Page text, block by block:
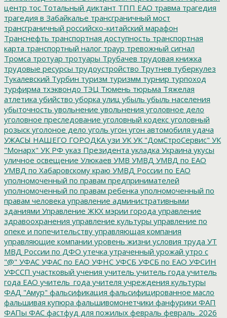
центр тос Тотальный диктант ТПП ЕАО травма трагедия
трагедия в Забайкалье трансграничный мост
трансграничный российско-китайский марафон
Транснефть транспортная доступность транспортная
карта транспортный налог траур тревожный сигнал
Тромса тротуар тротуары Трубачев трудовая книжка
трудовые ресурсы трудоустройство Трутнев туберкулез
Тукалевский Турбин туризм туризмм турнир турпоход
турфирма тхэквондо ТЭЦ Тюмень тюрьма Тяжелая
атлетика убийство уборка улиц убыль убыль населения
убыточность увольнение увольнения уголовное дело
уголовное преследование уголовный кодекс уголовный
розыск уголоное дело уголь угон угон автомобиля удача
УЖАСЫ НАШЕГО ГОРОДКА узи УК УК "ДомСтроСервис" УК
"Монарх" УК РФ указ Президента укладка Украина укусы
уличное освещение Улюкаев УМВ УМВД УМВД по ЕАО
УМВД по Хабаровскому краю УМВД России по ЕАО
уполномоченный по правам предпринимателей
уполномоченный по правам ребенка уполномоченный по
правам человека управление административными
зданиями Управление ЖКХ мэрии города управление
здравоохранения управление культуры управление по
опеке и попечительству управляющая компания
управляющие компании уровень жизни условия труда УТ
МВД России по ДФО утечка утраченный урожай утро с
"@" УФАС УФАС по ЕАО УФНС УФСБ УФСБ по ЕАО УФСИН
УФССП участковый учения учитель учитель года учитель
года ЕАО учитель_года учителя учреждения культуры
ФАД "Амур" фальсификация фальсифицированное масло
фальшивая купюра фальшивомонетчики фанфурики ФАП
ФАПы ФАС фастфуд для пожилых февраль февраль_2026